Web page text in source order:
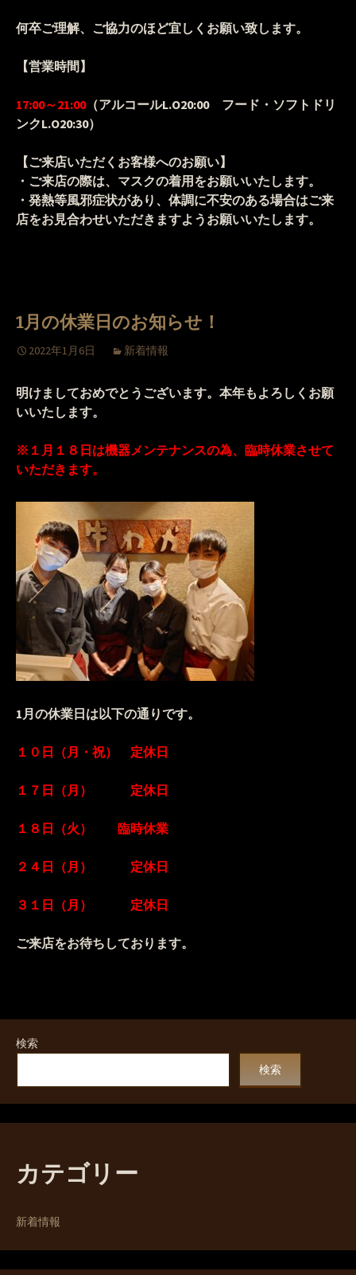
何卒ご理解、ご協力のほど宜しくお願い致します。
【営業時間】
17:00～21:00（アルコールL.O20:00 フード・ソフトドリ
ンクL.O20:30）
【ご来店いただくお客様へのお願い】
・ご来店の際は、マスクの着用をお願いいたします。
・発熱等風邪症状があり、体調に不安のある場合はご来
店をお見合わせいただきますようお願いいたします。
1月の休業日のお知らせ！
2022年1月6日 新着情報
明けましておめでとうございます。本年もよろしくお願
いいたします。
※１月１８日は機器メンテナンスの為、臨時休業させて
いただきます。
1月の休業日は以下の通りです。
１０日（月・祝） 定休日
１７日（月） 定休日
１８日（火） 臨時休業
２４日（月） 定休日
３１日（月） 定休日
ご来店をお待ちしております。
検索
検索
カテゴリー
新着情報